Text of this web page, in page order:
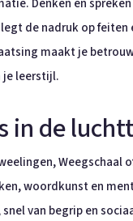
Denken en
de nadruk op feiten
maakt je
je leerstijl.
in de
Weegschaal
woordkunst en
van begrip en